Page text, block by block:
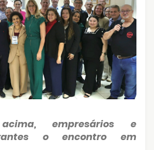
empresários e
o encontro em